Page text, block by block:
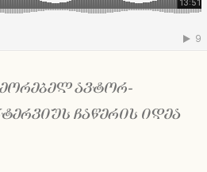
ავტორ-
ჩაწერის იდეა